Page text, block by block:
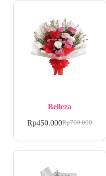
Belleza
Rp700.000
Rp450.000